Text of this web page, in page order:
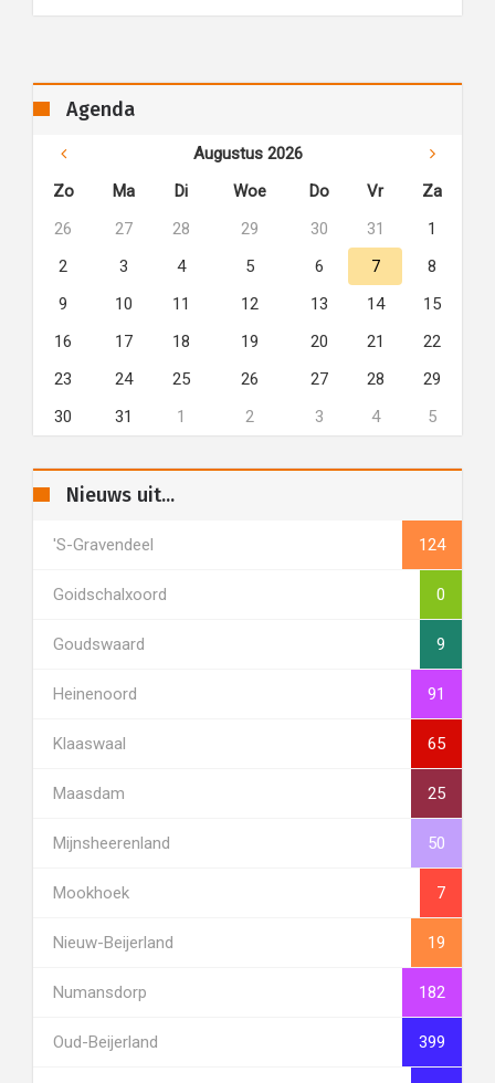
Agenda
Augustus 2026
Zo
Ma Di Woe Do Vr
Za
26
27 28 29 30 31
1
2
3 4 5 6 7
8
9
10 11 12 13 14
15
16
17 18 19 20 21
22
23
24 25 26 27 28
29
30
31 1 2 3 4 5
Nieuws uit...
's-Gravendeel 124
Goidschalxoord 0
Goudswaard 9
Heinenoord 91
Klaaswaal 65
Maasdam 25
Mijnsheerenland 50
Mookhoek 7
Nieuw-Beijerland 19
Numansdorp 182
Oud-Beijerland 399